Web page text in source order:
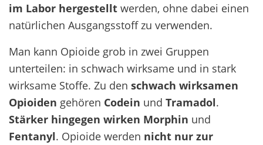
im Labor hergestellt werden, ohne dabei einen
natürlichen Ausgangsstoff zu verwenden.
Man kann Opioide grob in zwei Gruppen
unterteilen: in schwach wirksame und in stark
wirksame Stoffe. Zu den schwach wirksamen
Opioiden gehören Codein und Tramadol.
Stärker hingegen wirken Morphin und
Fentanyl. Opioide werden nicht nur zur